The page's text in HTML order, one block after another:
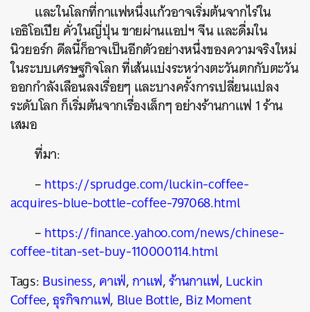
และในโลกที่กาแฟหนึ่งแก้วอาจเริ่มต้นจากไร่ใน
เอธิโอเปีย คั่วในญี่ปุ่น ขายผ่านแอปฯ จีน และดื่มใน
นิวยอร์ก ดีลนี้ก็อาจเป็นอีกตัวอย่างหนึ่งของความจริงใหม่
ในระบบเศรษฐกิจโลก ที่เส้นแบ่งระหว่างตะวันตกกับตะวัน
ออกกำลังเลือนลงเรื่อยๆ และบางครั้งการเปลี่ยนแปลง
ระดับโลก ก็เริ่มต้นจากเรื่องเล็กๆ อย่างร้านกาแฟ 1 ร้าน
เสมอ
ที่มา:
–https://sprudge.com/luckin-coffee-
acquires-blue-bottle-coffee-797068.html
–https://finance.yahoo.com/news/chinese-
coffee-titan-set-buy-110000114.html
Tags:Business,คาเฟ่,กาแฟ,ร้านกาแฟ,Luckin
Coffee,ธุรกิจกาแฟ, Blue Bottle,Biz Moment